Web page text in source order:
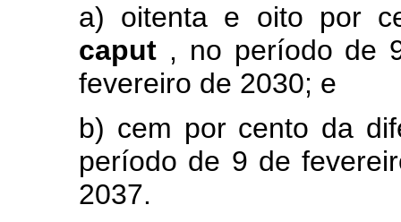
a) oitenta e oito por
caput , no período de
fevereiro de 2030; e
b) cem por cento da
período de 9 de
2037.